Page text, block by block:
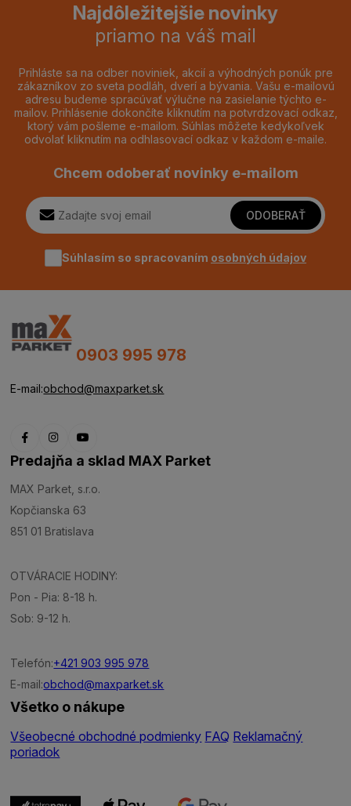
Najdôležitejšie novinky
priamo na váš mail
Prihláste sa na odber noviniek, akcií a výhodných ponúk pre
zákazníkov zo sveta podláh, dverí a bývania. Vašu e-mailovú
adresu budeme spracúvať výlučne na zasielanie týchto e-
mailov. Prihlásenie dokončíte kliknutím na potvrdzovací odkaz,
ktorý vám pošleme e-mailom. Súhlas môžete kedykoľvek
odvolať kliknutím na odhlasovací odkaz v každom e-maile.
Chcem odoberať novinky e-mailom
ODOBERAŤ
Súhlasím so spracovaním osobných údajov
0903 995 978
E-mail:obchod@maxparket.sk
Predajňa a sklad MAX Parket
MAX Parket, s.r.o.
Kopčianska 63
851 01 Bratislava
OTVÁRACIE HODINY:
Pon - Pia: 8-18 h.
Sob: 9-12 h.
Telefón:+421 903 995 978
E-mail:obchod@maxparket.sk
Všetko o nákupe
Všeobecné obchodné podmienky FAQ Reklamačný
poriadok